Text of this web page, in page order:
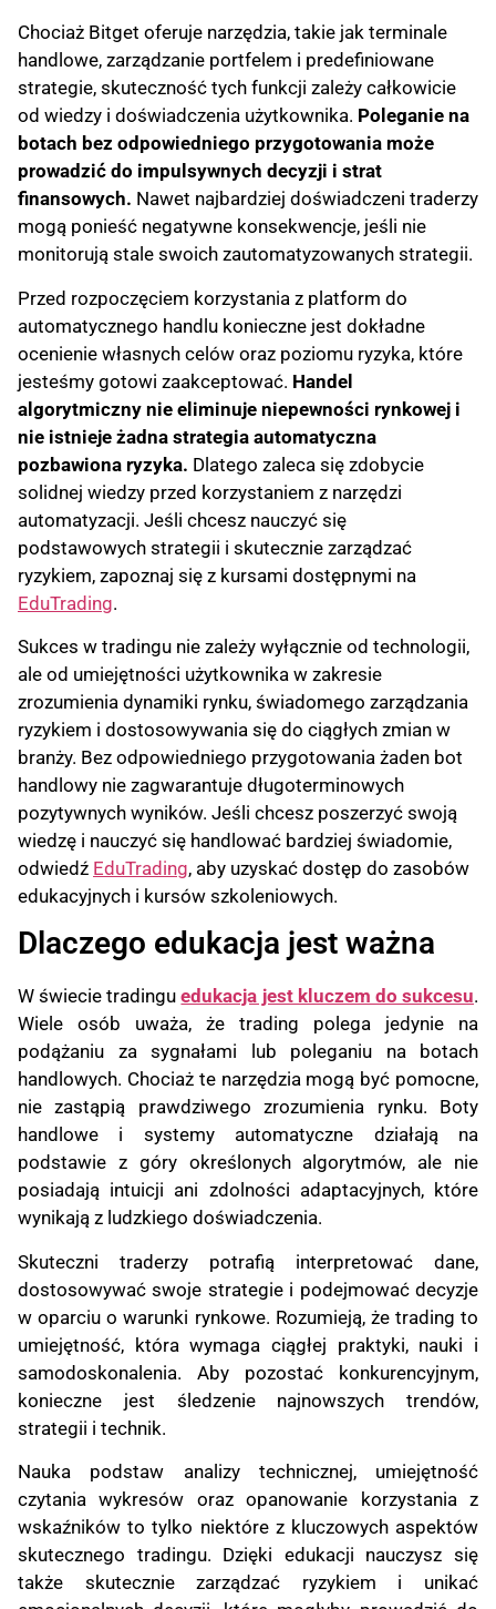
Chociaż Bitget oferuje narzędzia, takie jak terminale
handlowe, zarządzanie portfelem i predefiniowane
strategie, skuteczność tych funkcji zależy całkowicie
od wiedzy i doświadczenia użytkownika. Poleganie na
botach bez odpowiedniego przygotowania może
prowadzić do impulsywnych decyzji i strat
finansowych. Nawet najbardziej doświadczeni traderzy
mogą ponieść negatywne konsekwencje, jeśli nie
monitorują stale swoich zautomatyzowanych strategii.
Przed rozpoczęciem korzystania z platform do
automatycznego handlu konieczne jest dokładne
ocenienie własnych celów oraz poziomu ryzyka, które
jesteśmy gotowi zaakceptować. Handel
algorytmiczny nie eliminuje niepewności rynkowej i
nie istnieje żadna strategia automatyczna
pozbawiona ryzyka. Dlatego zaleca się zdobycie
solidnej wiedzy przed korzystaniem z narzędzi
automatyzacji. Jeśli chcesz nauczyć się
podstawowych strategii i skutecznie zarządzać
ryzykiem, zapoznaj się z kursami dostępnymi na
EduTrading.
Sukces w tradingu nie zależy wyłącznie od technologii,
ale od umiejętności użytkownika w zakresie
zrozumienia dynamiki rynku, świadomego zarządzania
ryzykiem i dostosowywania się do ciągłych zmian w
branży. Bez odpowiedniego przygotowania żaden bot
handlowy nie zagwarantuje długoterminowych
pozytywnych wyników. Jeśli chcesz poszerzyć swoją
wiedzę i nauczyć się handlować bardziej świadomie,
odwiedź EduTrading, aby uzyskać dostęp do zasobów
edukacyjnych i kursów szkoleniowych.
Dlaczego edukacja jest ważna
W świecie tradinguedukacja jest kluczem do sukcesu.
Wiele osób uważa, że trading polega jedynie na
podążaniu za sygnałami lub poleganiu na botach
handlowych. Chociaż te narzędzia mogą być pomocne,
nie zastąpią prawdziwego zrozumienia rynku. Boty
handlowe i systemy automatyczne działają na
podstawie z góry określonych algorytmów, ale nie
posiadają intuicji ani zdolności adaptacyjnych, które
wynikają z ludzkiego doświadczenia.
Skuteczni traderzy potrafią interpretować dane,
dostosowywać swoje strategie i podejmować decyzje
w oparciu o warunki rynkowe. Rozumieją, że trading to
umiejętność, która wymaga ciągłej praktyki, nauki i
samodoskonalenia. Aby pozostać konkurencyjnym,
konieczne jest śledzenie najnowszych trendów,
strategii i technik.
Nauka podstaw analizy technicznej, umiejętność
czytania wykresów oraz opanowanie korzystania z
wskaźników to tylko niektóre z kluczowych aspektów
skutecznego tradingu. Dzięki edukacji nauczysz się
także skutecznie zarządzać ryzykiem i unikać